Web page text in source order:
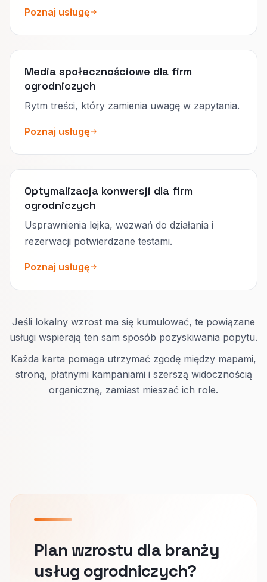
Poznaj usługę
Media społecznościowe dla firm
ogrodniczych
Rytm treści, który zamienia uwagę w zapytania.
Poznaj usługę
Optymalizacja konwersji dla firm
ogrodniczych
Usprawnienia lejka, wezwań do działania i
rezerwacji potwierdzane testami.
Poznaj usługę
Jeśli lokalny wzrost ma się kumulować, te powiązane
usługi wspierają ten sam sposób pozyskiwania popytu.
Każda karta pomaga utrzymać zgodę między mapami,
stroną, płatnymi kampaniami i szerszą widocznością
organiczną, zamiast mieszać ich role.
Plan wzrostu dla branży
usług ogrodniczych?